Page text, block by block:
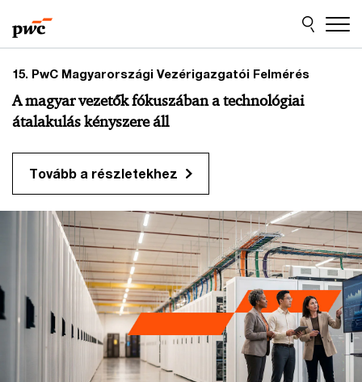
to
content
to
footer
Magyarország
Főoldal
A magyar vezetők fókuszában a technológiai
átalakulás kényszere áll
15. PwC Magyarországi Vezérigazgatói Felmérés
Tovább a részletekhez